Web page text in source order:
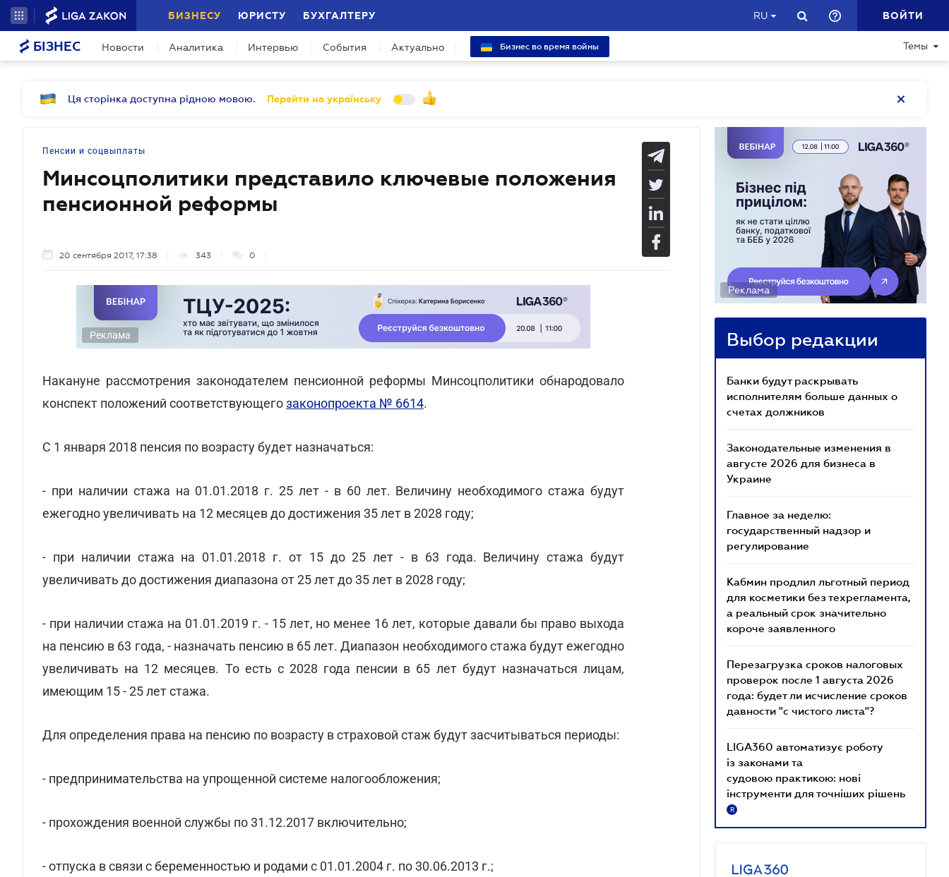
БИЗНЕСУ ЮРИСТУ БУХГАЛТЕРУ RU ВОЙТИ
БІЗНЕС Новости Аналитика Интервью События Актуально Бизнес во время войны Темы
Ця сторінка доступна рідною мовою. Перейти на українську
Пенсии и соцвыплаты
Минсоцполитики представило ключевые положения
пенсионной реформы
20 сентября 2017, 17:38 343 0
Реклама
Накануне рассмотрения законодателем пенсионной реформы Минсоцполитики обнародовало
конспект положений соответствующегозаконопроекта № 6614.
С 1 января 2018 пенсия по возрасту будет назначаться:
- при наличии стажа на 01.01.2018 г. 25 лет - в 60 лет. Величину необходимого стажа будут
ежегодно увеличивать на 12 месяцев до достижения 35 лет в 2028 году;
- при наличии стажа на 01.01.2018 г. от 15 до 25 лет - в 63 года. Величину стажа будут
увеличивать до достижения диапазона от 25 лет до 35 лет в 2028 году;
- при наличии стажа на 01.01.2019 г. - 15 лет, но менее 16 лет, которые давали бы право выхода
на пенсию в 63 года, - назначать пенсию в 65 лет. Диапазон необходимого стажа будут ежегодно
увеличивать на 12 месяцев. То есть с 2028 года пенсии в 65 лет будут назначаться лицам,
имеющим 15 - 25 лет стажа.
Для определения права на пенсию по возрасту в страховой стаж будут засчитываться периоды:
- предпринимательства на упрощенной системе налогообложения;
- прохождения военной службы по 31.12.2017 включительно;
- отпуска в связи с беременностью и родами с 01.01.2004 г. по 30.06.2013 г.;
Реклама
Выбор редакции
Банки будут раскрывать
исполнителям больше данных о
счетах должников
Законодательные изменения в
августе 2026 для бизнеса в
Украине
Главное за неделю:
государственный надзор и
регулирование
Кабмин продлил льготный период
для косметики без техрегламента,
а реальный срок значительно
короче заявленного
Перезагрузка сроков налоговых
проверок после 1 августа 2026
года: будет ли исчисление сроков
давности "с чистого листа"?
LIGA360 автоматизує роботу
із законами та
судовою практикою: нові
інструменти для точніших рішень
R